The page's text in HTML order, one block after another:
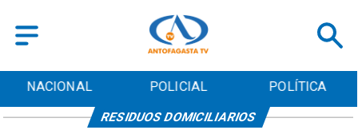
NACIONAL POLICIAL POLÍTICA
RESIDUOS DOMICILIARIOS